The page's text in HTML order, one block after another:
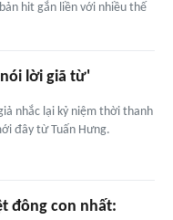
hit gắn liền với nhiều thế
lời giã từ'
nhắc lại kỷ niệm thời thanh
đây từ Tuấn Hưng.
đông con nhất: